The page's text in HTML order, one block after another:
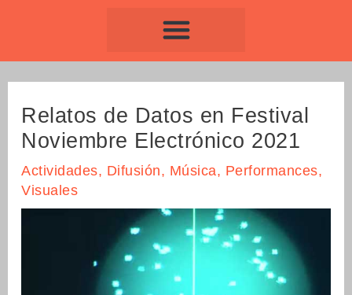
Relatos de Datos en Festival
Noviembre Electrónico 2021
Actividades, Difusión, Música, Performances,
Visuales